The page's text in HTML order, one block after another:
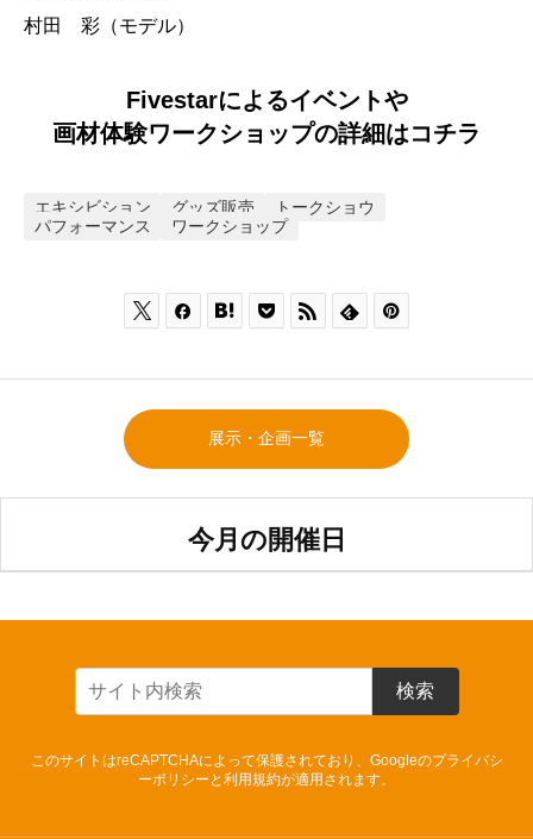
村田 彩（モデル）
Fivestarによるイベントや
画材体験ワークショップの詳細はコチラ
エキシビション グッズ販売
トークショウ
パフォーマンス
ワークショップ
      
展示・企画一覧
今月の開催日
検索
このサイトはreCAPTCHAによって保護されており、Googleのプライバシ
ーポリシー と利用規約が適用されます。